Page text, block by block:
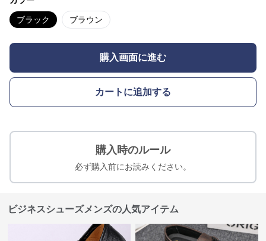
ブラック ブラウン
購入画面に進む
カートに追加する
購入時のルール
必ず購入前にお読みください。
ビジネスシューズメンズの人気アイテム